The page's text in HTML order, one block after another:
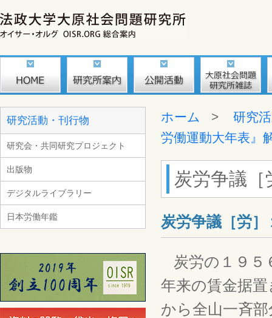
研究活動・刊行物
研究会・共同研究プロジェクト
出版物
デジタルライブラリー
日本労働年鑑
ホーム > 研究
労働運動大年表』
炭労争議［
炭労争議［労
炭労の１９５
年来の賃金据
から全山一斉